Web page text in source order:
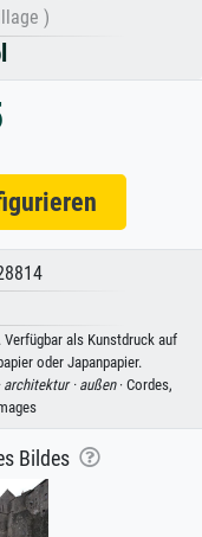
)
als Kunstdruck auf
oder Japanpapier.
architektur · außen· Cordes,
Bildes